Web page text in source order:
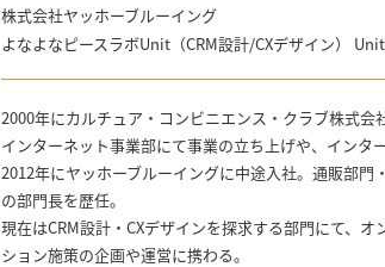
株式会社ヤッホーブルーイング
よなよなピースラボUnit（CRM設計/CXデザイン）
2000年にカルチュア・コンビニエンス・クラブ株式会
インターネット事業部にて事業の立ち上げや、インタ
2012年にヤッホーブルーイングに中途入社。通販部
の部門長を歴任。
現在はCRM設計・CXデザインを探求する部門にて、
ション施策の企画や運営に携わる。